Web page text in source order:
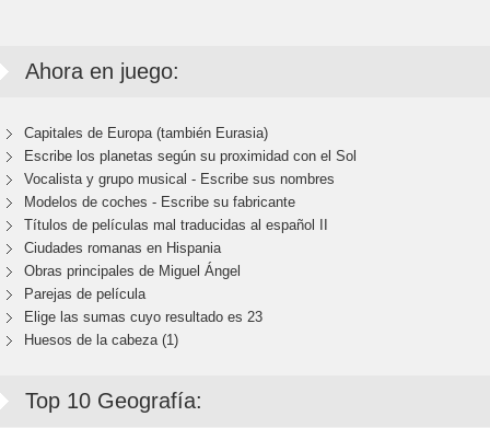
Ahora en juego:
Capitales de Europa (también Eurasia)
Escribe los planetas según su proximidad con el Sol
Vocalista y grupo musical - Escribe sus nombres
Modelos de coches - Escribe su fabricante
Títulos de películas mal traducidas al español II
Ciudades romanas en Hispania
Obras principales de Miguel Ángel
Parejas de película
Elige las sumas cuyo resultado es 23
Huesos de la cabeza (1)
Top 10 Geografía: